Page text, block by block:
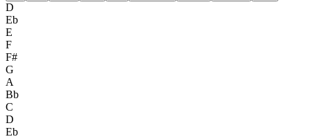
D
Eb
E
F
F#
G
A
Bb
C
D
Eb